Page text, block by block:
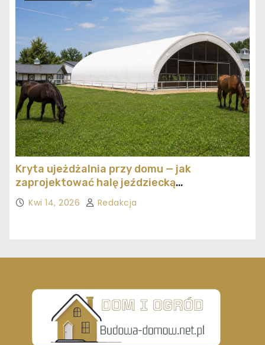
Kryta ujeżdżalnia przy domu — jak
zaprojektować halę jeździecką
ekonomicznie
Kwi 14, 2026 Redakcja